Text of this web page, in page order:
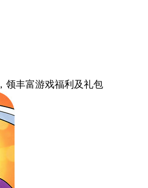
，领丰富游戏福利 及礼包